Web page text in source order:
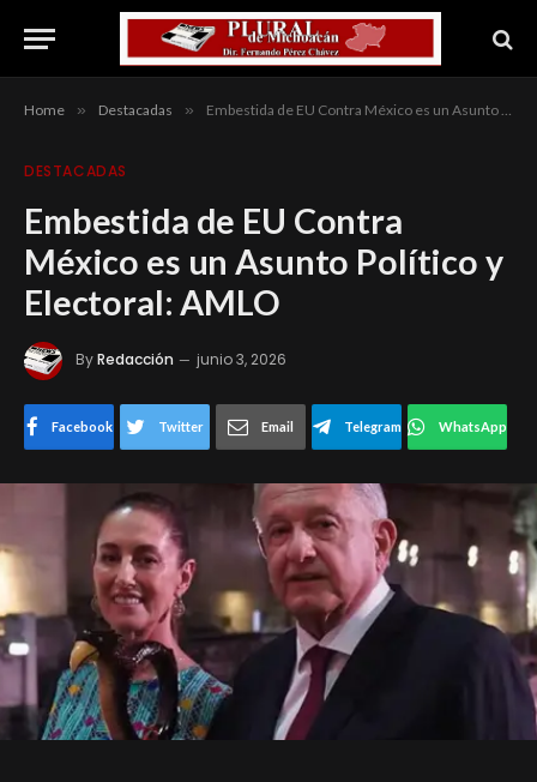
Home » Destacadas » Embestida de EU Contra México es un Asunto Político y Electoral: AMLO
DESTACADAS
Embestida de EU Contra
México es un Asunto Político y
Electoral: AMLO
ByRedacción junio 3, 2026
Facebook Twitter Email Telegram WhatsApp